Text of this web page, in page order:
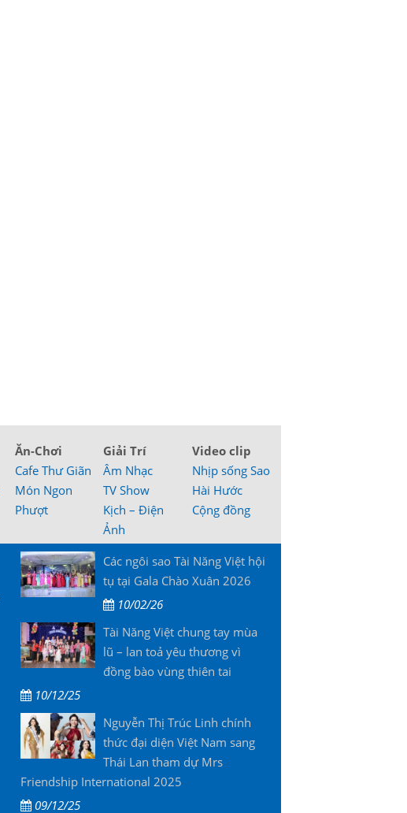
Ăn-Chơi
Cafe Thư Giãn
Món Ngon
Phượt
Giải Trí
Âm Nhạc
TV Show
Kịch – Điện
Ảnh
Video clip
Nhịp sống Sao
Hài Hước
Cộng đồng
Các ngôi sao Tài Năng Việt hội
tụ tại Gala Chào Xuân 2026
10/02/26
Tài Năng Việt chung tay mùa
lũ – lan toả yêu thương vì
đồng bào vùng thiên tai
10/12/25
Nguyễn Thị Trúc Linh chính
thức đại diện Việt Nam sang
Thái Lan tham dự Mrs
Friendship International 2025
09/12/25